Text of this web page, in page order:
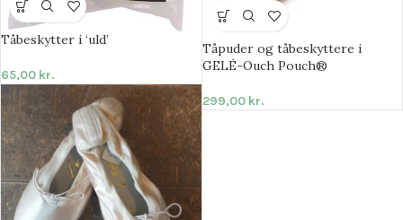
Tåbeskytter i ‘uld’
65,00 kr.
Tåpuder og tåbeskyttere i
GELÉ-Ouch Pouch®
299,00 kr.